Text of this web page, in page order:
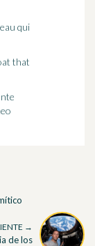
qui
that
→
de los